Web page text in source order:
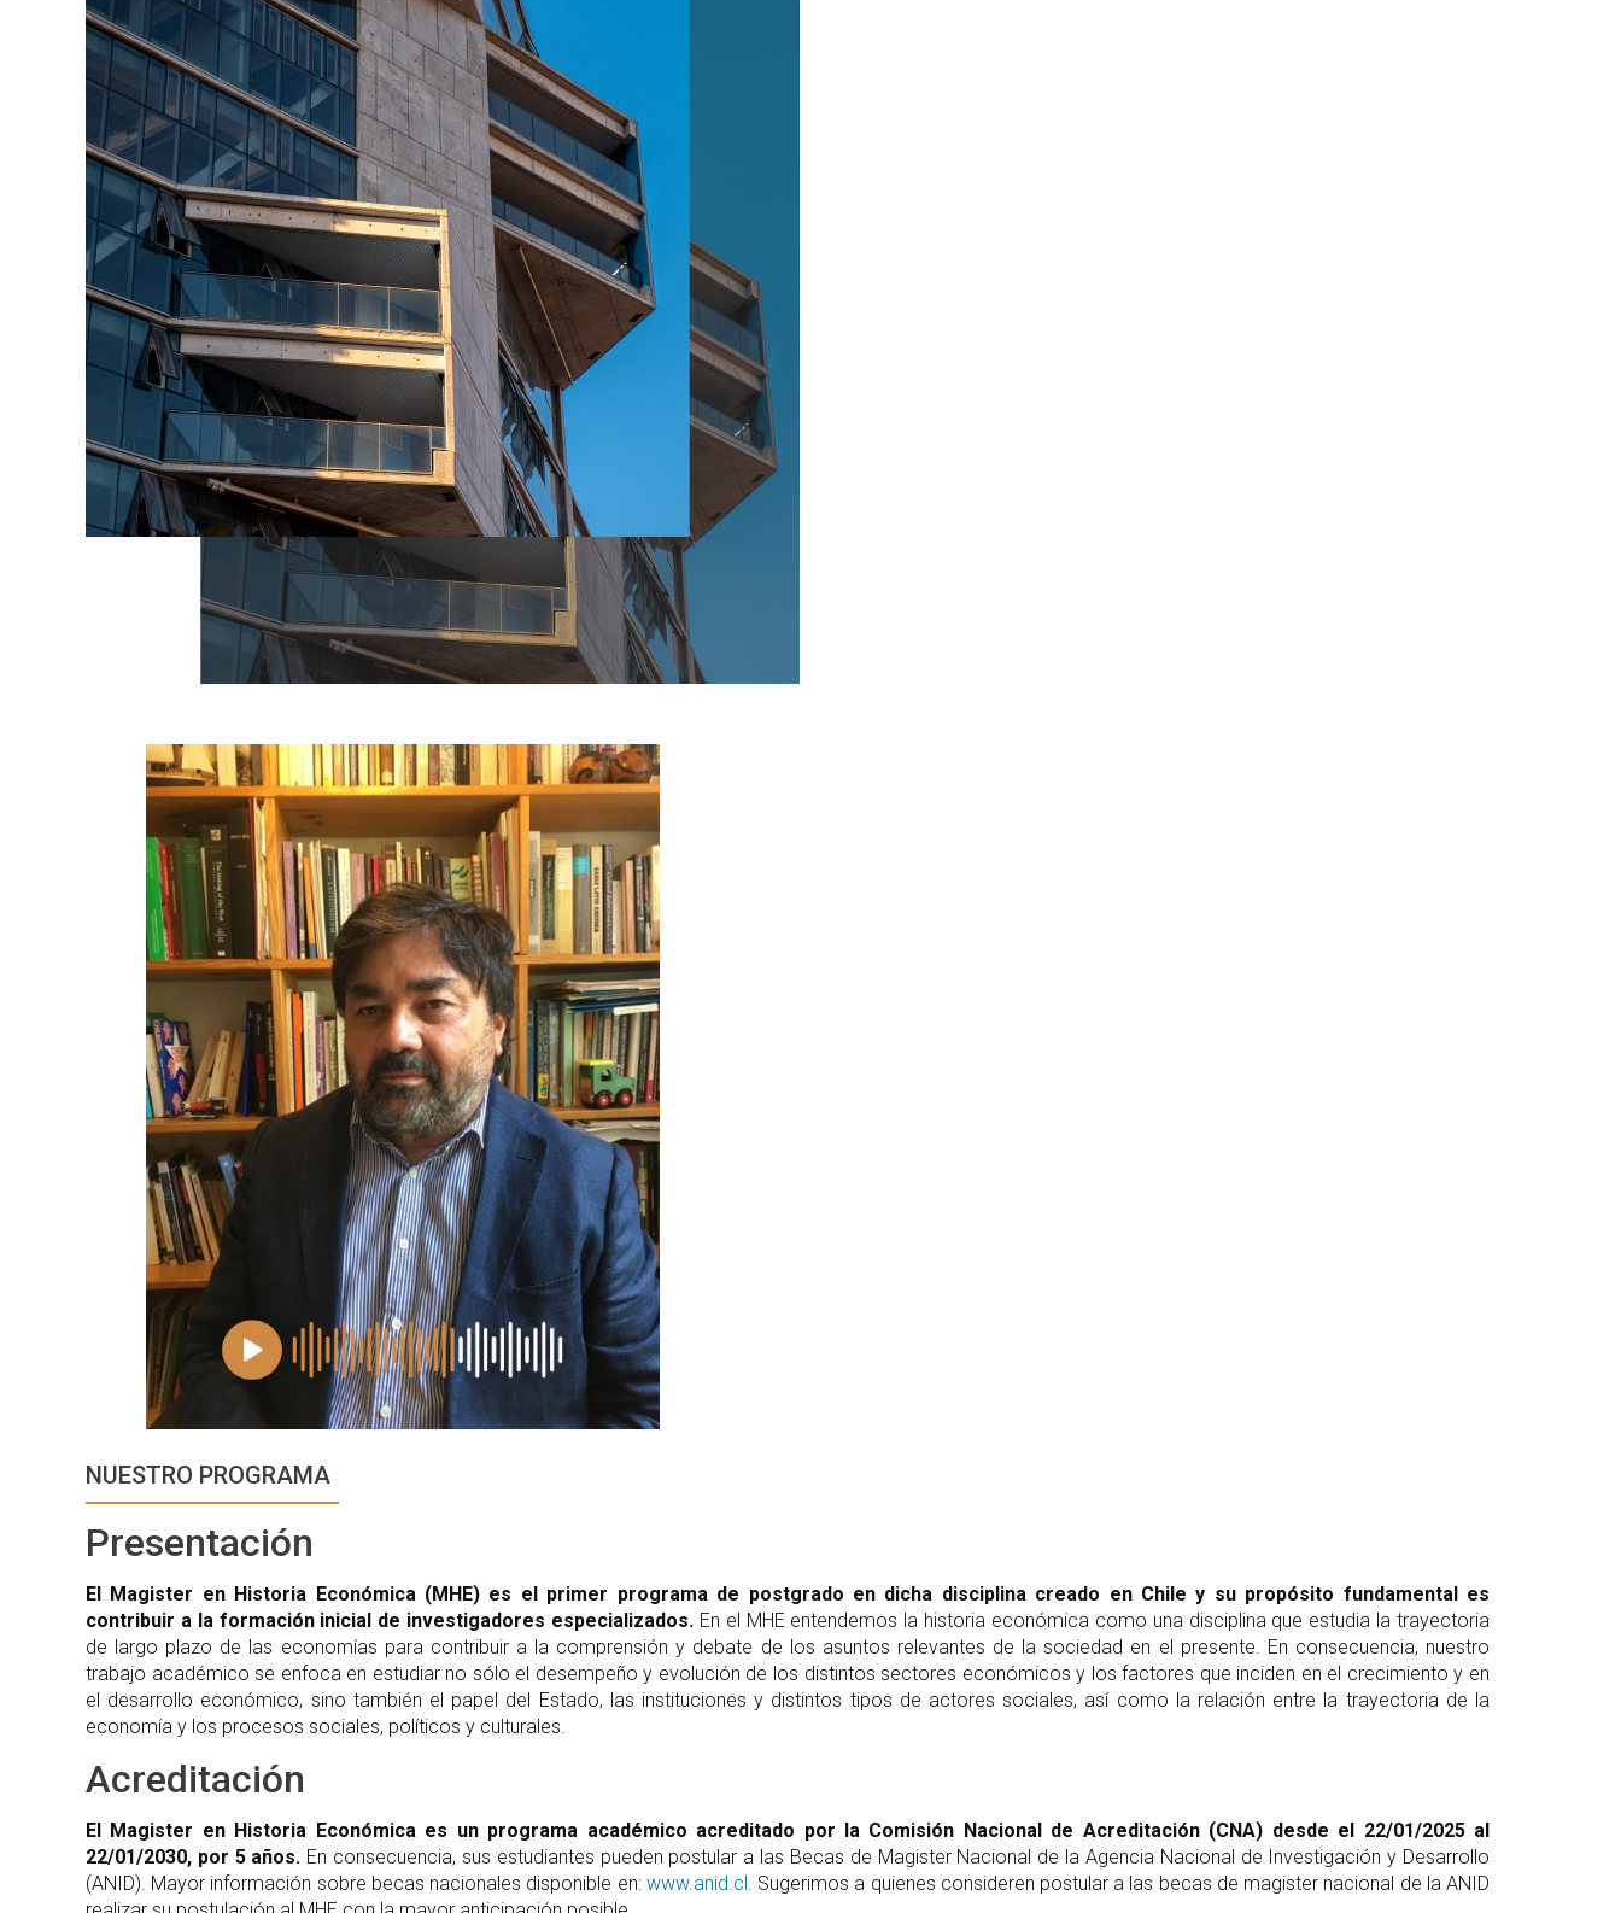
NUESTRO PROGRAMA
Presentación
El Magister en Historia Económica (MHE) es el primer programa de postgrado en dicha disciplina creado en Chile y su propósito fundamental es
contribuir a la formación inicial de investigadores especializados. En el MHE entendemos la historia económica como una disciplina que estudia la trayectoria
de largo plazo de las economías para contribuir a la comprensión y debate de los asuntos relevantes de la sociedad en el presente. En consecuencia, nuestro
trabajo académico se enfoca en estudiar no sólo el desempeño y evolución de los distintos sectores económicos y los factores que inciden en el crecimiento y en
el desarrollo económico, sino también el papel del Estado, las instituciones y distintos tipos de actores sociales, así como la relación entre la trayectoria de la
economía y los procesos sociales, políticos y culturales.
Acreditación
El Magister en Historia Económica es un programa académico acreditado por la Comisión Nacional de Acreditación (CNA) desde el 22/01/2025 al
22/01/2030, por 5 años. En consecuencia, sus estudiantes pueden postular a las Becas de Magister Nacional de la Agencia Nacional de Investigación y Desarrollo
(ANID). Mayor información sobre becas nacionales disponible en: www.anid.cl . Sugerimos a quienes consideren postular a las becas de magister nacional de la ANID